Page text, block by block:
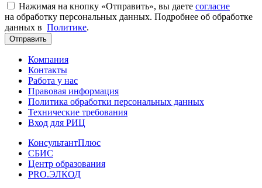
Нажимая на кнопку «Отправить», вы даете согласие
на обработку персональных данных. Подробнее об обработке
данных в Политике.
Отправить
Компания
Контакты
Работа у нас
Правовая информация
Политика обработки персональных данных
Технические требования
Вход для РИЦ
КонсультантПлюс
СБИС
Центр образования
PRO.ЭЛКОД